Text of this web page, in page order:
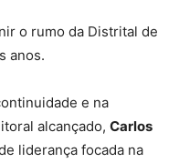
o rumo da Distrital de
anos.
e na
alcançado, Carlos
liderança focada na